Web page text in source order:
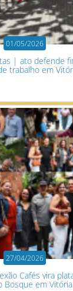
01/05/2026
| ato defende
trabalho em
27/04/2026
Cafés vira
Bosque em